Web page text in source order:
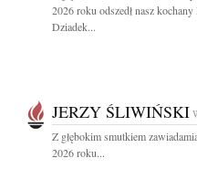
2026 roku odszedł nasz kochany
Dziadek...
JERZY ŚLIWIŃSKI
Z głębokim smutkiem
2026 roku...